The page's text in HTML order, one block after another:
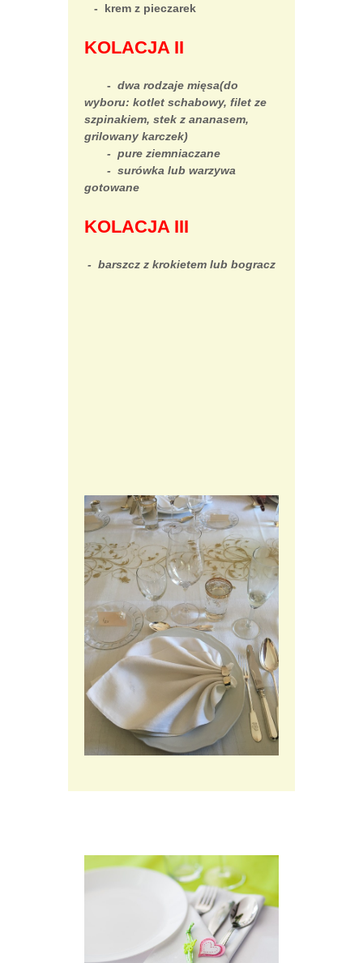
- krem z pieczarek
KOLACJA II
- dwa rodzaje mięsa(do
wyboru: kotlet schabowy, filet ze
szpinakiem, stek z ananasem,
grilowany karczek)
- pure ziemniaczane
- surówka lub warzywa
gotowane
KOLACJA III
- barszcz z krokietem lub bogracz